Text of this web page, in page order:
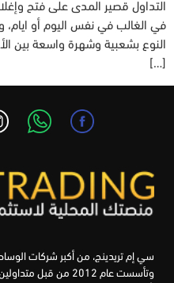
التداول قصير المدى على فتح
في الغالب في نفس اليوم أو
النوع بشعبية وشهرة واسعة بين
[…]
سي إم تريدينج، من أكبر شركات
وتأسست عام 2012 من